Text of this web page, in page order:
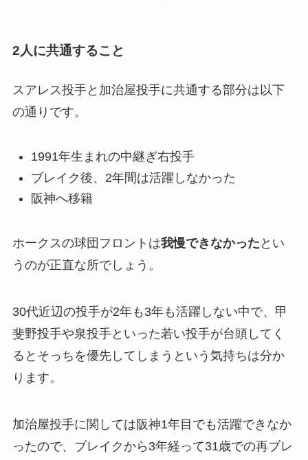
2人に共通すること
スアレス投手と加治屋投手に共通する部分は以下
の通りです。
1991年生まれの中継ぎ右投手
ブレイク後、2年間は活躍しなかった
阪神へ移籍
ホークスの球団フロントは我慢できなかった とい
うのが正直な所でしょう。
30代近辺の投手が2年も3年も活躍しない中で、甲
斐野投手や泉投手といった若い投手が台頭してく
るとそっちを優先してしまうという気持ちは分か
ります。
加治屋投手に関しては阪神1年目でも活躍できなか
ったので、ブレイクから3年経って31歳での再ブレ